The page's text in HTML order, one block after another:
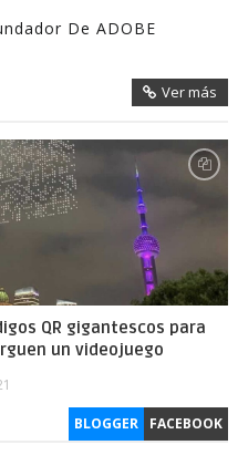
De ADOBE
Ver más
QR gigantescos para
un videojuego
BLOGGER FACEBOOK